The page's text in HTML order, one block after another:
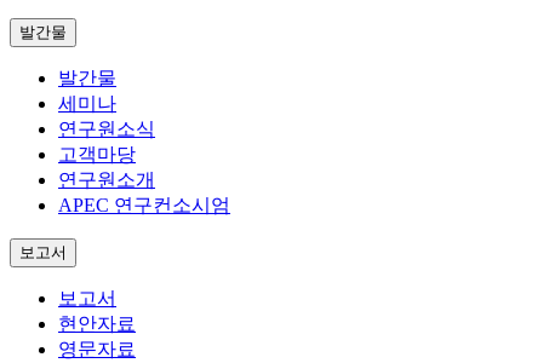
발간물
발간물
세미나
연구원소식
고객마당
연구원소개
APEC 연구컨소시엄
보고서
보고서
현안자료
영문자료